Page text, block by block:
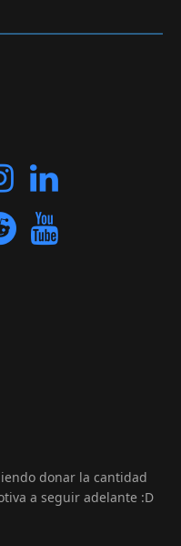
donar la cantidad
a seguir adelante :D